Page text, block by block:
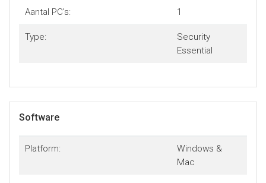
Aantal PC's: 1
Type:
Security
Essential
Software
Platform:
Windows &
Mac